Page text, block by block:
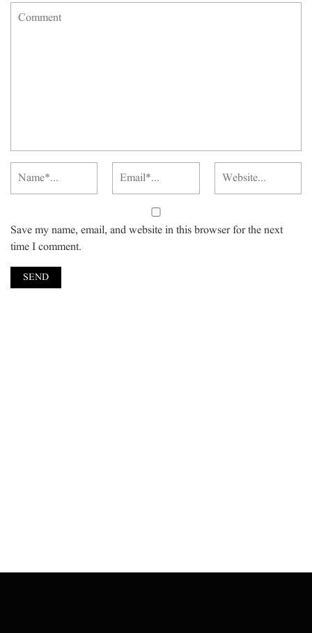
Save my name, email, and website in this browser for the next
time I comment.